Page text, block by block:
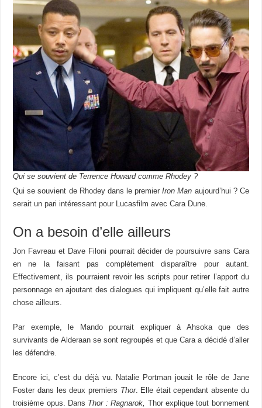
Qui se souvient de Terrence Howard comme Rhodey ?
Qui se souvient de Rhodey dans le premierIron Man aujourd’hui ? Ce
serait un pari intéressant pour Lucasfilm avec Cara Dune.
On a besoin d’elle ailleurs
Jon Favreau et Dave Filoni pourrait décider de poursuivre sans Cara
en ne la faisant pas complètement disparaître pour autant.
Effectivement, ils pourraient revoir les scripts pour retirer l’apport du
personnage en ajoutant des dialogues qui impliquent qu’elle fait autre
chose ailleurs.
Par exemple, le Mando pourrait expliquer à Ahsoka que des
survivants de Alderaan se sont regroupés et que Cara a décidé d’aller
les défendre.
Encore ici, c’est du déjà vu. Natalie Portman jouait le rôle de Jane
Foster dans les deux premiers Thor. Elle était cependant absente du
troisième opus. Dans Thor : Ragnarok, Thor explique tout bonnement